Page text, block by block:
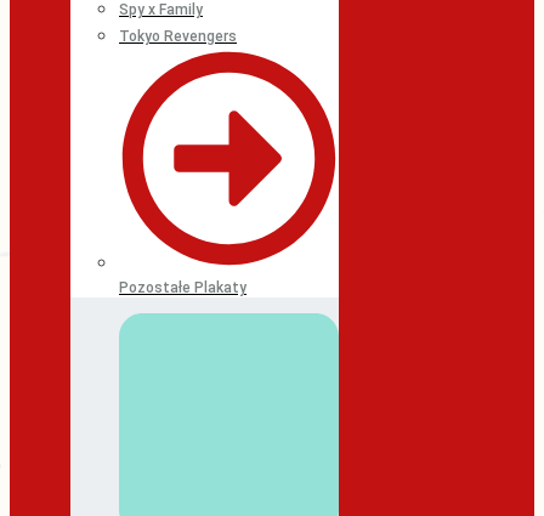
Spy x Family
Tokyo Revengers
Pozostałe Plakaty